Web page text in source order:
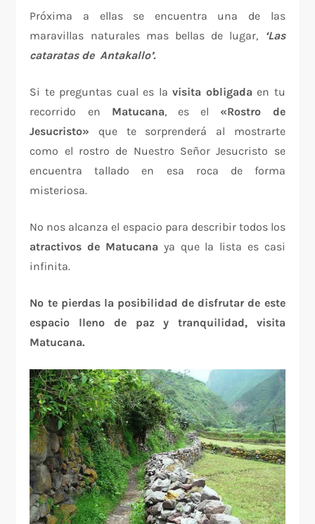
Próxima a ellas se encuentra una de las
maravillas naturales mas bellas de lugar,
‘Las
cataratas de Antakallo’.
Si te preguntas cual es lavisita obligada en tu
recorrido en Matucana, es el «Rostro de
Jesucristo»que te sorprenderá al mostrarte
como el rostro de Nuestro Señor Jesucristo se
encuentra tallado en esa roca de forma
misteriosa.
No nos alcanza el espacio para describir todos los
atractivos de Matucana ya que la lista es casi
infinita.
No te pierdas la posibilidad de disfrutar de este
espacio lleno de paz y tranquilidad, visita
Matucana.